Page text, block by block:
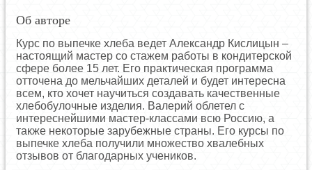
Об авторе
Курс по выпечке хлеба ведет Александр Кислицын –
настоящий мастер со стажем работы в кондитерской
сфере более 15 лет. Его практическая программа
отточена до мельчайших деталей и будет интересна
всем, кто хочет научиться создавать качественные
хлебобулочные изделия. Валерий облетел с
интереснейшими мастер-классами всю Россию, а
также некоторые зарубежные страны. Его курсы по
выпечке хлеба получили множество хвалебных
отзывов от благодарных учеников.